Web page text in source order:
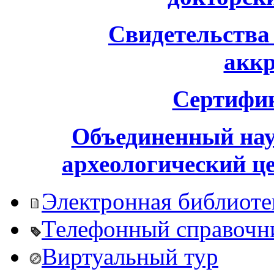
Объединенный
археологический
Электронная
Телефонный
Виртуальный тур